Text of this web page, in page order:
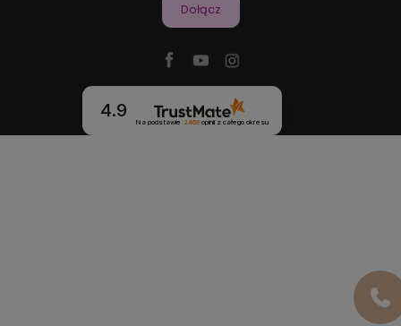
Dołącz
4.9
Na podstawie 2469opinii z całego okresu